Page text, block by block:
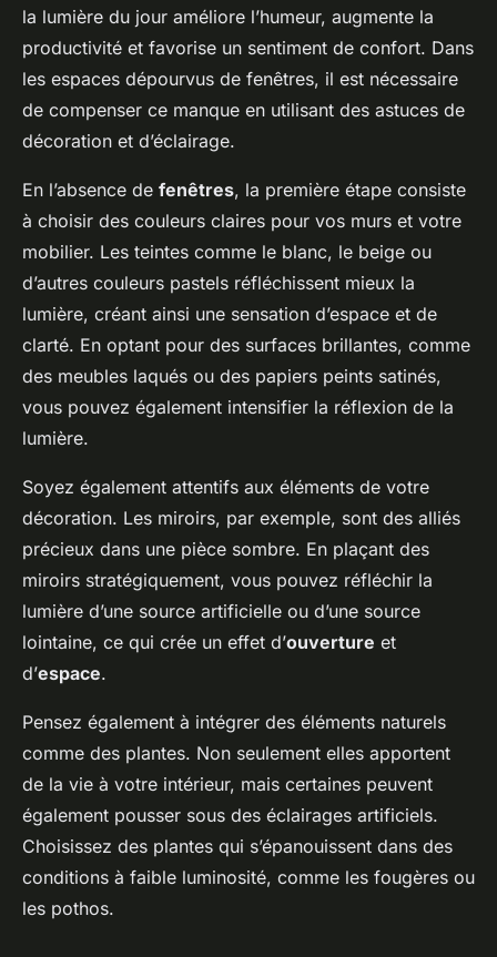
la lumière du jour améliore l’humeur, augmente la
productivité et favorise un sentiment de confort. Dans
les espaces dépourvus de fenêtres, il est nécessaire
de compenser ce manque en utilisant des astuces de
décoration et d’éclairage.
En l’absence de fenêtres, la première étape consiste
à choisir des couleurs claires pour vos murs et votre
mobilier. Les teintes comme le blanc, le beige ou
d’autres couleurs pastels réfléchissent mieux la
lumière, créant ainsi une sensation d’espace et de
clarté. En optant pour des surfaces brillantes, comme
des meubles laqués ou des papiers peints satinés,
vous pouvez également intensifier la réflexion de la
lumière.
Soyez également attentifs aux éléments de votre
décoration. Les miroirs, par exemple, sont des alliés
précieux dans une pièce sombre. En plaçant des
miroirs stratégiquement, vous pouvez réfléchir la
lumière d’une source artificielle ou d’une source
lointaine, ce qui crée un effet d’ouverture et
d’espace.
Pensez également à intégrer des éléments naturels
comme des plantes. Non seulement elles apportent
de la vie à votre intérieur, mais certaines peuvent
également pousser sous des éclairages artificiels.
Choisissez des plantes qui s’épanouissent dans des
conditions à faible luminosité, comme les fougères ou
les pothos.